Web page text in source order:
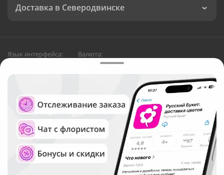
Доставка в Северодвинске
Язык интерфейса: Валюта:
Служба круглосуточной доставки цветов в
Северодвинске
Русский Букет, 2026
Общество с ограниченной ответственностью «Технология»
ОГРН: 1195476081745, ИНН: 5410081997
Юридический адрес: г. Новосибирск, ул. Ипподромская,